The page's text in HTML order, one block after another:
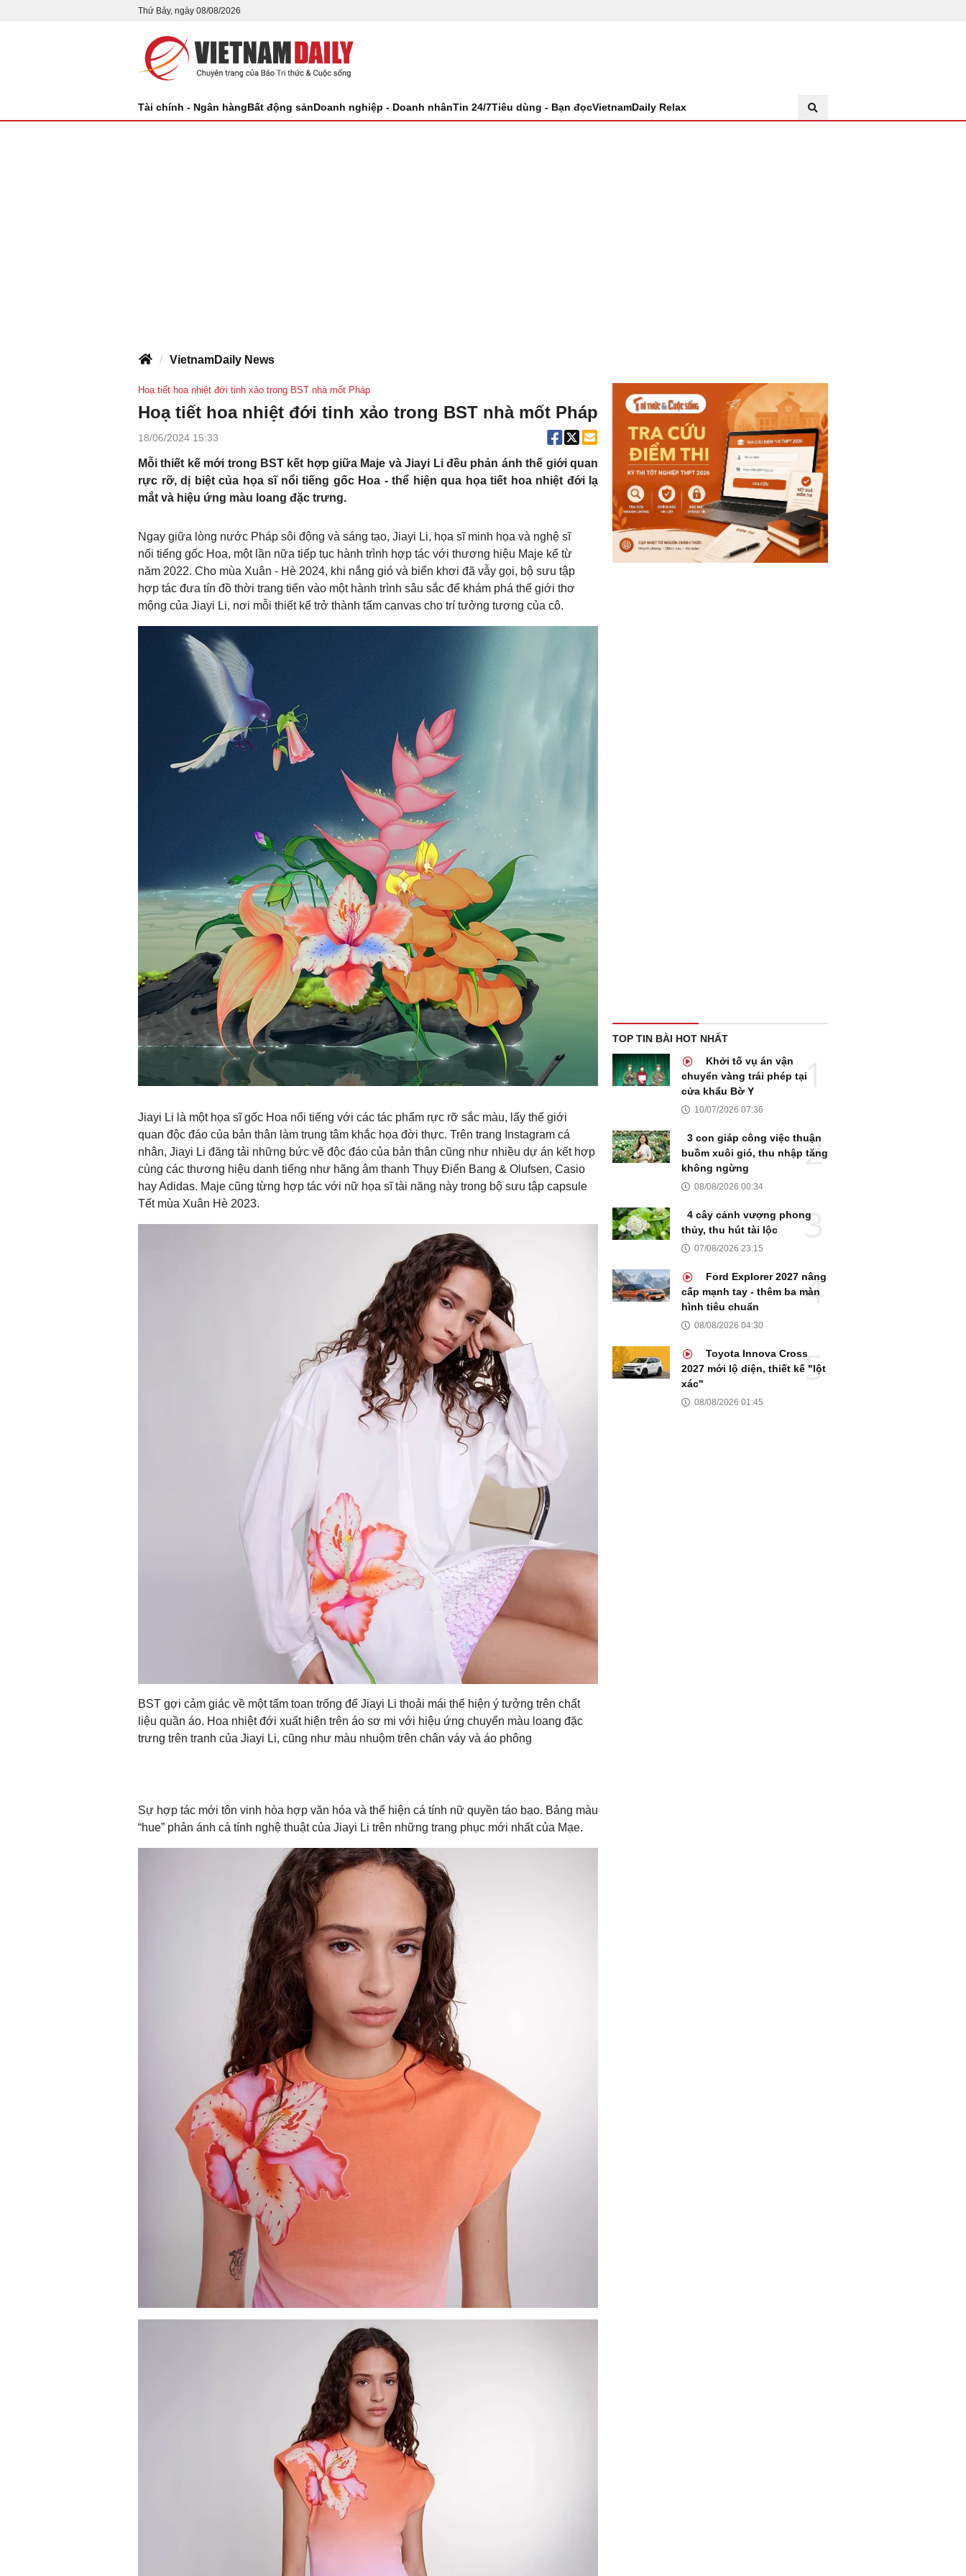
Thứ Bảy, ngày 08/08/2026
Tài chính - Ngân hàngBất động sảnDoanh nghiệp - Doanh nhânTin 24/7Tiêu dùng - Bạn đọcVietnamDaily Relax
VietnamDaily News
Hoạ tiết hoa nhiệt đới tinh xảo trong BST nhà mốt Pháp
Hoạ tiết hoa nhiệt đới tinh xảo trong BST nhà mốt Pháp
18/06/2024 15:33
Mỗi thiết kế mới trong BST kết hợp giữa Maje và Jiayi Li đều phản ánh thế giới quan
rực rỡ, dị biệt của họa sĩ nổi tiếng gốc Hoa - thể hiện qua họa tiết hoa nhiệt đới lạ
mắt và hiệu ứng màu loang đặc trưng.
Ngay giữa lòng nước Pháp sôi động và sáng tạo, Jiayi Li, họa sĩ minh họa và nghệ sĩ
nổi tiếng gốc Hoa, một lần nữa tiếp tục hành trình hợp tác với thương hiệu Maje kể từ
năm 2022. Cho mùa Xuân - Hè 2024, khi nắng gió và biển khơi đã vẫy gọi, bộ sưu tập
hợp tác đưa tín đồ thời trang tiến vào một hành trình sâu sắc để khám phá thế giới thơ
mộng của Jiayi Li, nơi mỗi thiết kế trở thành tấm canvas cho trí tưởng tượng của cô.
Jiayi Li là một họa sĩ gốc Hoa nổi tiếng với các tác phẩm rực rỡ sắc màu, lấy thế giới
quan độc đáo của bản thân làm trung tâm khắc họa đời thực. Trên trang Instagram cá
nhân, Jiayi Li đăng tải những bức vẽ độc đáo của bản thân cũng như nhiều dự án kết hợp
cùng các thương hiệu danh tiếng như hãng âm thanh Thụy Điển Bang & Olufsen, Casio
hay Adidas. Maje cũng từng hợp tác với nữ họa sĩ tài năng này trong bộ sưu tập capsule
Tết mùa Xuân Hè 2023.
BST gợi cảm giác về một tấm toan trống để Jiayi Li thoải mái thể hiện ý tưởng trên chất
liệu quần áo. Hoa nhiệt đới xuất hiện trên áo sơ mi với hiệu ứng chuyển màu loang đặc
trưng trên tranh của Jiayi Li, cũng như màu nhuộm trên chân váy và áo phông
Sự hợp tác mới tôn vinh hòa hợp văn hóa và thể hiện cá tính nữ quyền táo bạo. Bảng màu
“hue” phản ánh cá tính nghệ thuật của Jiayi Li trên những trang phục mới nhất của Mạe.
TOP TIN BÀI HOT NHẤT
Khởi tố vụ án vận
chuyển vàng trái phép tại
cửa khẩu Bờ Y
10/07/2026 07:36
3 con giáp công việc thuận
buồm xuôi gió, thu nhập tăng
không ngừng
08/08/2026 00:34
4 cây cảnh vượng phong
thủy, thu hút tài lộc
07/08/2026 23:15
Ford Explorer 2027 nâng
cấp mạnh tay - thêm ba màn
hình tiêu chuẩn
08/08/2026 04:30
Toyota Innova Cross
2027 mới lộ diện, thiết kế "lột
xác"
08/08/2026 01:45